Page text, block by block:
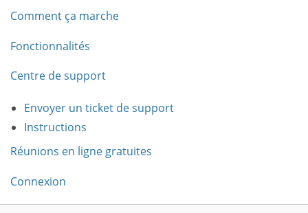
Comment ça marche
Fonctionnalités
Centre de support
Envoyer un ticket de support
Instructions
Réunions en ligne gratuites
Connexion